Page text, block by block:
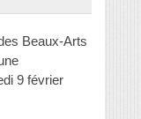
Beaux-Arts
9 février